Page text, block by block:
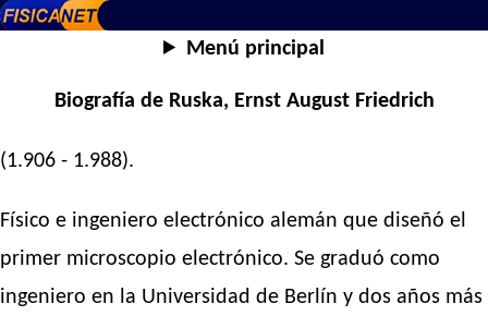
Menú principal
Biografía de Ruska, Ernst August Friedrich
(1.906 - 1.988).
Físico e ingeniero electrónico alemán que diseñó el
primer microscopio electrónico. Se graduó como
ingeniero en la Universidad de Berlín y dos años más